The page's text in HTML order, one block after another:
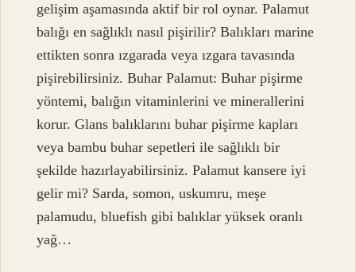
gelişim aşamasında aktif bir rol oynar. Palamut
balığı en sağlıklı nasıl pişirilir? Balıkları marine
ettikten sonra ızgarada veya ızgara tavasında
pişirebilirsiniz. Buhar Palamut: Buhar pişirme
yöntemi, balığın vitaminlerini ve minerallerini
korur. Glans balıklarını buhar pişirme kapları
veya bambu buhar sepetleri ile sağlıklı bir
şekilde hazırlayabilirsiniz. Palamut kansere iyi
gelir mi? Sarda, somon, uskumru, meşe
palamudu, bluefish gibi balıklar yüksek oranlı
yağ…